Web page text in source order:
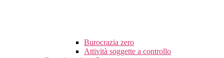
Burocrazia zero
Attività soggette a controllo